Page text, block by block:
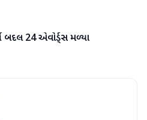
બદલ 24 એવોર્ડ્સ મળ્યા